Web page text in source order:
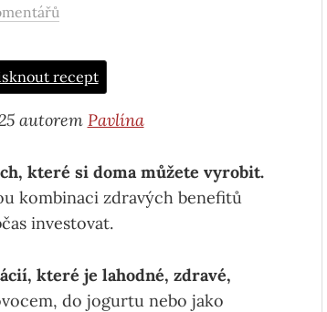
recept
autorem Pavlína
které si doma můžete vyrobit.
kombinaci zdravých benefitů
investovat.
které je lahodné, zdravé,
do jogurtu nebo jako